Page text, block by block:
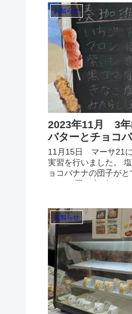
牛カレーなどたくさ
しました。 本日、5月
おります！
お知らせ
2023年11月 3
バターとチョコ
11月15日 マーサ21
実習を行いました。
ョコバナナの団子が
た。 お買い上げいた
がとうございました。
お知らせ